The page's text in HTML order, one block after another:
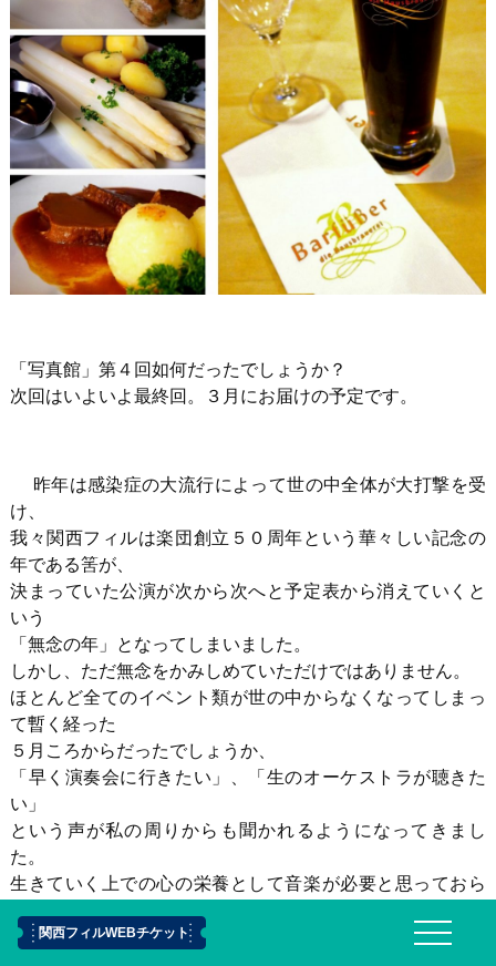
「写真館」第４回如何だったでしょうか？
次回はいよいよ最終回。３月にお届けの予定です。
昨年は感染症の大流行によって世の中全体が大打撃を受
け、
我々関西フィルは楽団創立５０周年という華々しい記念の
年である筈が、
決まっていた公演が次から次へと予定表から消えていくと
いう
「無念の年」となってしまいました。
しかし、ただ無念をかみしめていただけではありません。
ほとんど全てのイベント類が世の中からなくなってしまっ
て暫く経った
５月ころからだったでしょうか、
「早く演奏会に行きたい」、「生のオーケストラが聴きた
い」
という声が私の周りからも聞かれるようになってきまし
た。
生きていく上での心の栄養として音楽が必要と思っておら
また、音楽を演奏する我々を必要としてくださる方が少な
関西フィルWEBチケット